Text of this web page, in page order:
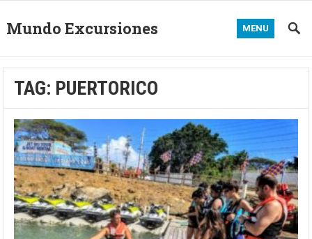
Mundo Excursiones MENU
TAG: PUERTORICO